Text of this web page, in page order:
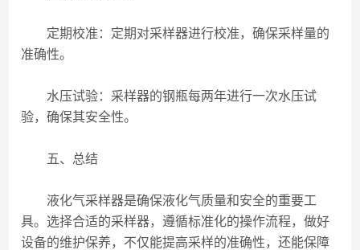
定期校准：定期对采样器进行校准，确保采样量的
准确性。
水压试验：采样器的钢瓶每两年进行一次水压试
验，确保其安全性。
五、总结
液化气采样器是确保液化气质量和安全的重要工
具。选择合适的采样器，遵循标准化的操作流程，做好
设备的维护保养，不仅能提高采样的准确性，还能保障